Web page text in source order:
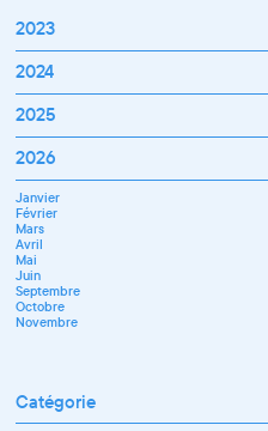
2023
Janvier
Mars
Avril
Septembre
Octobre
Novembre
Décembre
2024
Janvier
Mars
Avril
Juin
Juillet
Septembre
Novembre
Décembre
2025
Janvier
Mars
Avril
Mai
Juin
Juillet
Septembre
Octobre
Novembre
Décembre
2026
Janvier
Février
Mars
Avril
Mai
Juin
Septembre
Octobre
Novembre
Catégorie